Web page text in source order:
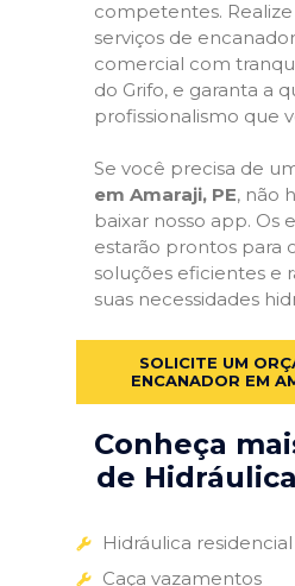
competentes.
serviços de
comercial com
do Grifo, e garanta a
profissionalismo que
Se você precisa de
em Amaraji, PE, não
baixar nosso app. Os
estarão prontos para
soluções eficientes e
suas necessidades
SOLICITE UM
ENCANADOR EM
Conheça
de
Hidráulica
Caça vazamentos